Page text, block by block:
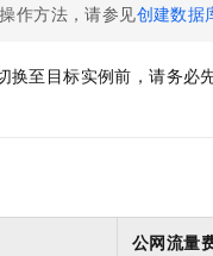
作方法，请参见创建数据
换至目标实例前，请务必
公网流量